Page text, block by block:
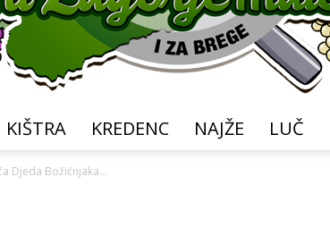
KIŠTRA KREDENC NAJŽE LUČ
Djeda Božićnjaka…